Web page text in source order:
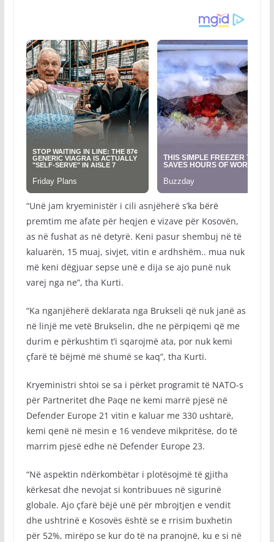
“Unë jam kryeministër i cili asnjëherë s’ka bërë
premtim me afate për heqjen e vizave për Kosovën,
as në fushat as në detyrë. Keni pasur shembuj në të
kaluarën, 15 muaj, sivjet, vitin e ardhshëm.. mua nuk
më keni dëgjuar sepse unë e dija se ajo punë nuk
varej nga ne”, tha Kurti.
“Ka nganjëherë deklarata nga Brukseli që nuk janë as
në linjë me vetë Brukselin, dhe ne përpiqemi që me
durim e përkushtim t’i sqarojmë ata, por nuk kemi
çfarë të bëjmë më shumë se kaq”, tha Kurti.
Kryeministri shtoi se sa i përket programit të NATO-s
për Partneritet dhe Paqe ne kemi marrë pjesë në
Defender Europe 21 vitin e kaluar me 330 ushtarë,
kemi qenë në mesin e 16 vendeve mikpritëse, do të
marrim pjesë edhe në Defender Europe 23.
“Në aspektin ndërkombëtar i plotësojmë të gjitha
kërkesat dhe nevojat si kontribuues në sigurinë
globale. Ajo çfarë bëjë unë për mbrojtjen e vendit
dhe ushtrinë e Kosovës është se e rrisim buxhetin
për 52%, mirëpo se kur do të na pranojnë, ku e si në